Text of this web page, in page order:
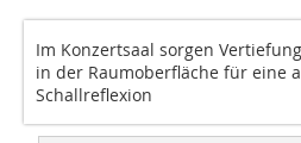
Im Konzertsaal sorgen
in der Raumoberfläche für eine
Schallreflexion